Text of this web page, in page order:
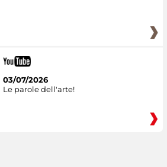
03/07/2026
Le parole dell'arte!